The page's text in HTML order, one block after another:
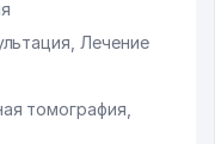
Лечение
томография,